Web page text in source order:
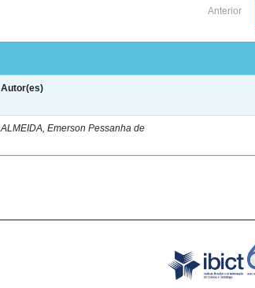
Anterior
Autor(es)
ALMEIDA, Emerson Pessanha de